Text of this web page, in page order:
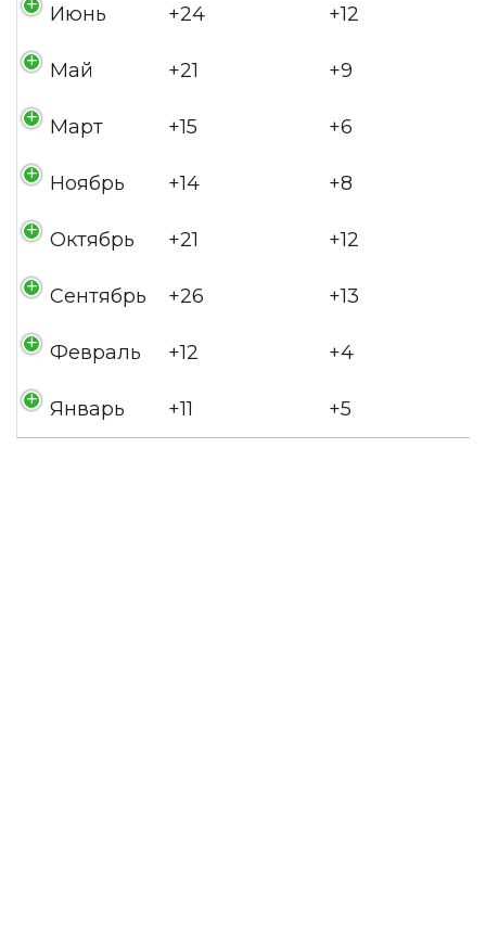
Июнь +24 +12
Май +21 +9
Март +15 +6
Ноябрь +14 +8
Октябрь +21 +12
Сентябрь +26 +13
Февраль +12 +4
Январь +11 +5